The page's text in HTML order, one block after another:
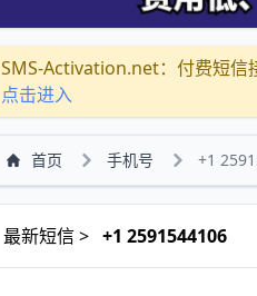
SMS-Activation.net：付费短
点击进入
首页 手机号 +1
最新短信 > +1 2591544106